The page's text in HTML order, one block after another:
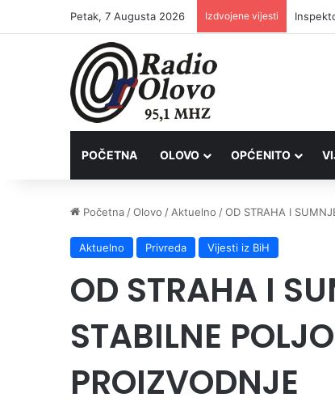
Petak, 7 Augusta 2026 Izdvojene vijesti
POČETNA OLOVO OPĆENITO
Početna /Olovo / Aktuelno /OD STRAHA I
Aktuelno Privreda Vijesti iz BiH
OD STRAHA I
STABILNE
PROIZVODNJE